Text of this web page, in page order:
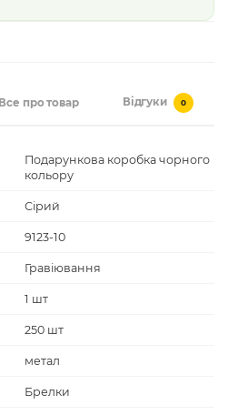
Все про товар Відгуки 0
Подарункова коробка чорного
кольору
Сірий
9123-10
Гравіювання
1 шт
250 шт
метал
Брелки